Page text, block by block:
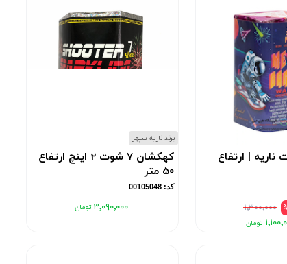
شوت ناریه | ارتفاع
۱٬۳۰۰٬۰۰۰
برند ناریه سپهر
کهکشان 7 شوت 2 اینچ ارتفاع
50 متر
کد: 00105048
۳٬۰۹۰٬۰۰۰